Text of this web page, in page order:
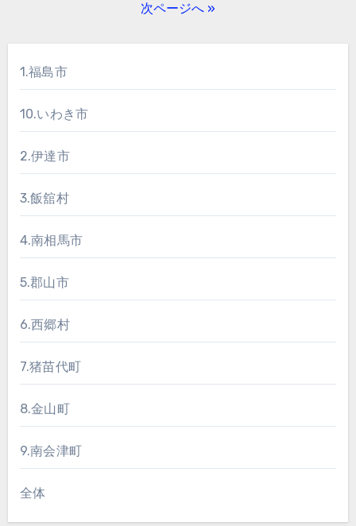
ペ
ー
ジ
送
り
次ページへ »
1.福島市
10.いわき市
2.伊達市
3.飯舘村
4.南相馬市
5.郡山市
6.西郷村
7.猪苗代町
8.金山町
9.南会津町
全体